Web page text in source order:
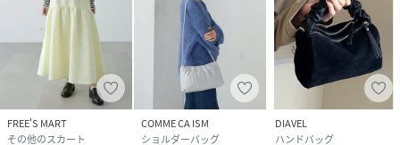
FREE'S MART
その他のスカート
COMME CA ISM
ショルダーバッグ
DIAVEL
ハンドバッグ